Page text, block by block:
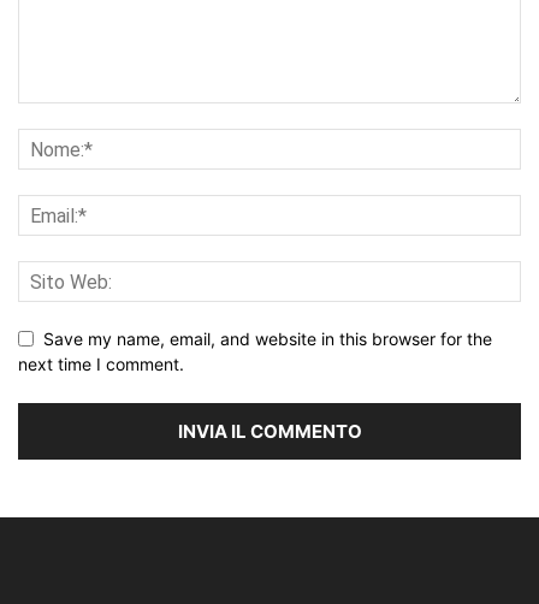
Save my name, email, and website in this browser for the
next time I comment.